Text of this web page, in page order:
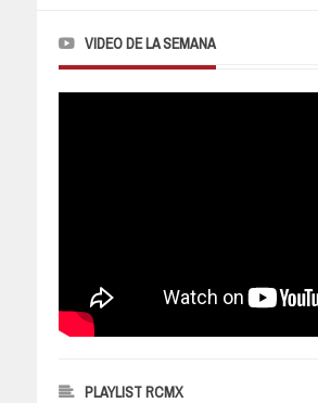
VIDEO DE LA SEMANA
PLAYLIST RCMX